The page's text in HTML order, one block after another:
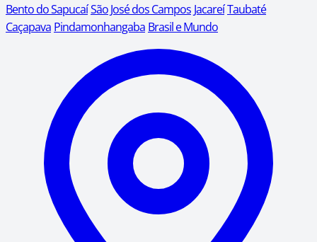
Bento do SapucaíSão José dos Campos JacareíTaubaté
Caçapava Pindamonhangaba Brasil e Mundo